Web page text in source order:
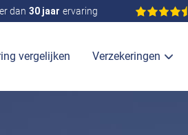
dan 30 jaar ervaring
vergelijken Verzekeringen